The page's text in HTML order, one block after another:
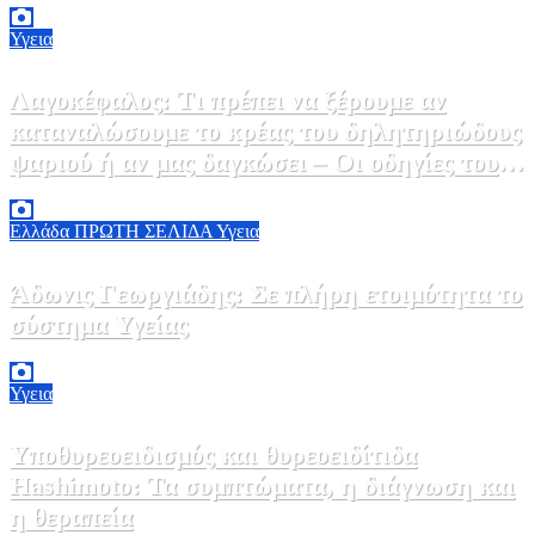
Υγεια
Λαγοκέφαλος: Τι πρέπει να ξέρουμε αν
καταναλώσουμε το κρέας του δηλητηριώδους
ψαριού ή αν μας δαγκώσει – Οι οδηγίες του
ΕΟΔΥ
Ελλάδα ΠΡΩΤΗ ΣΕΛΙΔΑ Υγεια
Άδωνις Γεωργιάδης: Σε πλήρη ετοιμότητα το
σύστημα Υγείας
Υγεια
Υποθυρεοειδισμός και θυρεοειδίτιδα
Hashimoto: Τα συμπτώματα, η διάγνωση και
η θεραπεία